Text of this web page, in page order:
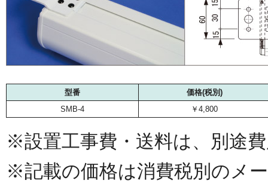
型番
価格(税別)
SMB-4
￥4,800
※設置工事費・送料は、別途
※記載の価格は消費税別のメ